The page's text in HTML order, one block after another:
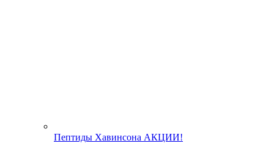
Пептиды Хавинсона АКЦИИ!